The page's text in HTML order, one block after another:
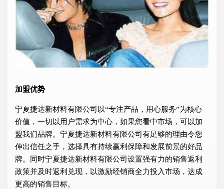
加盟优势
宁夏捷达新材料有限公司以“专注产品，用心服务”为核心
价值，一切以用户需求为中心，如果您看中市场，可以加
盟我们品牌。宁夏捷达新材料有限公司有足够的理由令您
伸出信任之手，选择具有持续赢利保障和发展前景的好品
牌。同时宁夏捷达新材料有限公司设置强有力的销售返利
政策并及时返利兑现，以激励经销商全力投入市场，达成
更高的销售目标。